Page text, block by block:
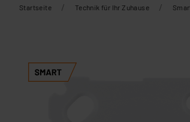
Startseite / Technik für Ihr Zuhause /